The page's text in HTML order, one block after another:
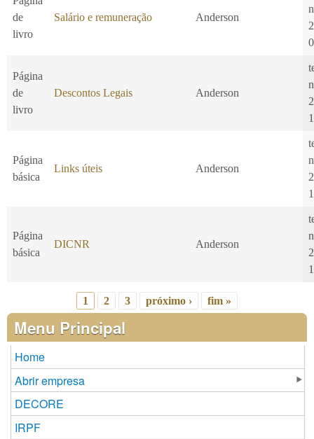
de
livro
Salário e remuneração Anderson
Página
de
livro
Descontos Legais Anderson
Página
básica
Links úteis Anderson
Página
básica
DICNR Anderson
Páginas
1 2 3 próximo › fim »
Menu Principal
Home
Abrir empresa
DECORE
IRPF